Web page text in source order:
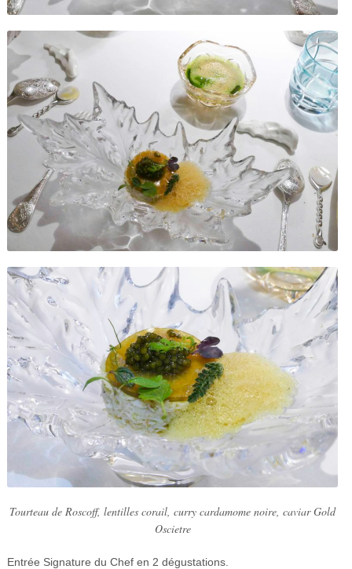
Tourteau de Roscoff, lentilles corail, curry cardamome noire, caviar Gold
Oscietre
Entrée Signature du Chef en 2 dégustations.